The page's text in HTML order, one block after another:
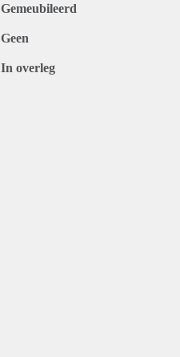
Gemeubileerd
Geen
In overleg